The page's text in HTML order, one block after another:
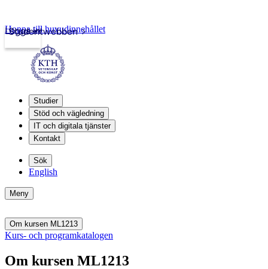
Studentwebben
Logga in
Hoppa till huvudinnehållet
Studier
Stöd och vägledning
IT och digitala tjänster
Kontakt
Sök
English
Meny
Om kursen ML1213
Kurs- och programkatalogen
Om kursen ML1213